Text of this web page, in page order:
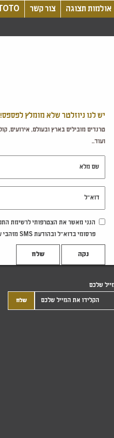
אולמות תצוגה צור קשר
יש לנו ניוזלטר שלא מומלץ לפספס!
טרנדים מובילים בארץ ובעולם, אירועים,
ועוד..
הנני מאשר את הצטרפותי לרשימת
פרסומי בדוא"ל ובהודעת SMS מזהבי עצמון
נקה
שלכם